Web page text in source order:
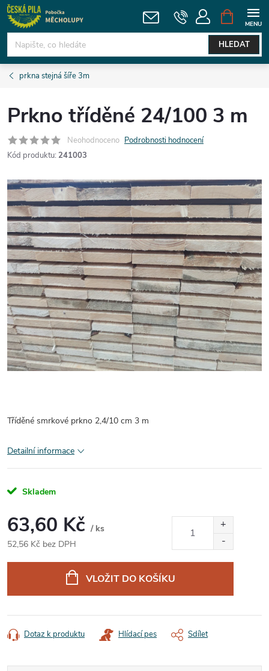
Přejít
na
obsah
HLEDAT
NÁKUPNÍ
KOŠÍK
prkna stejná šíře 3m
Prkno tříděné 24/100 3 m
Neohodnoceno Podrobnosti hodnocení
Kód produktu: 241003
Tříděné smrkové prkno 2,4/10 cm 3 m
Detailní informace
Skladem
63,60 Kč / ks
52,56 Kč bez DPH
VLOŽIT DO KOŠÍKU
Dotaz k produktu Hlídací pes Sdílet